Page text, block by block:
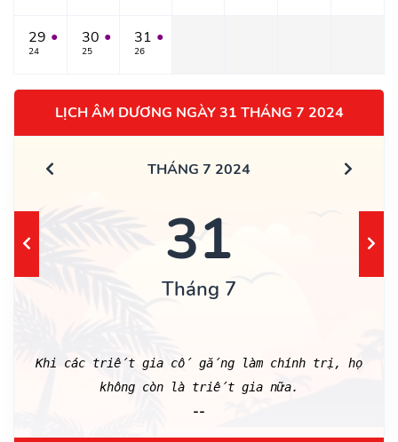
29 ●
24
30 ●
25
31 ●
26
LỊCH ÂM DƯƠNG NGÀY 31 THÁNG 7 2024
THÁNG 7 2024
31
Tháng 7
Khi các triết gia cố gắng làm chính trị, họ
không còn là triết gia nữa.
--